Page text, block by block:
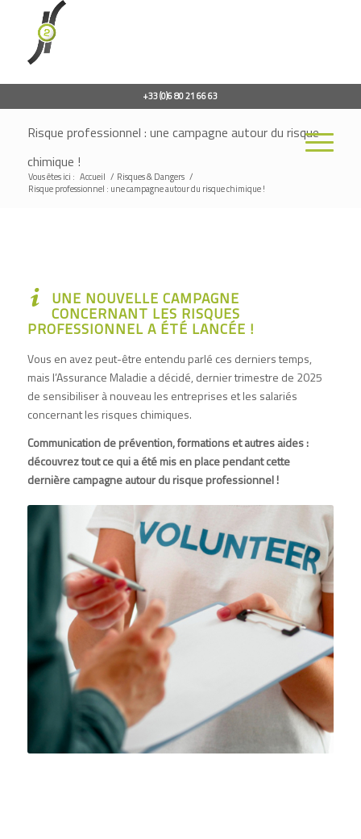
+33 (0)6 80 21 66 63
Risque professionnel : une campagne autour du risque
chimique !
Vous êtes ici : Accueil / Risques & Dangers /
Risque professionnel : une campagne autour du risque chimique !
UNE NOUVELLE CAMPAGNE
CONCERNANT LES RISQUES
PROFESSIONNEL A ÉTÉ LANCÉE !
Vous en avez peut-être entendu parlé ces derniers temps,
mais l’Assurance Maladie a décidé, dernier trimestre de 2025
de sensibiliser à nouveau les entreprises et les salariés
concernant les risques chimiques.
Communication de prévention, formations et autres aides :
découvrez tout ce qui a été mis en place pendant cette
dernière campagne autour du risque professionnel !